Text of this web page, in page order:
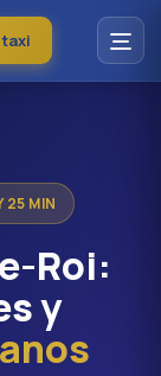
25 MIN
Roi:
y